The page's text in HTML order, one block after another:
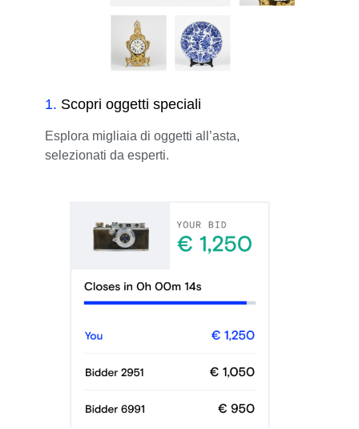
1. Scopri oggetti speciali
Esplora migliaia di oggetti all’asta,
selezionati da esperti.